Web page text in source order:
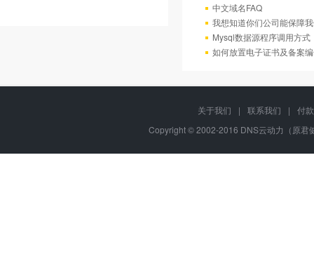
中文域名FAQ
我想知道你们公司能保障
Mysql数据源程序调用方
如何放置电子证书及备案
关于我们 | 联系我们 |
付
Copyright © 2002-2016 DNS云动力（原